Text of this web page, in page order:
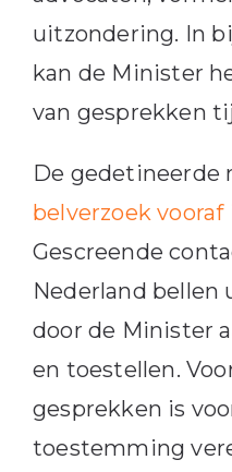
uitzondering. In
kan de Minister
van gesprekken
De gedetineerde
belverzoek
Gescreende
Nederland
door de Minister
en toestellen.
gesprekken is
toestemming